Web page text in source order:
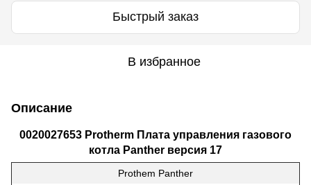
Быстрый заказ
В избранное
Описание
0020027653 Protherm Плата управления газового
котла Panther версия 17
Prothem Panther